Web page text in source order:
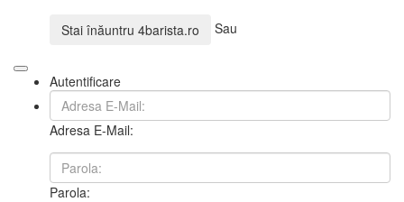
Stai înăuntru 4barista.ro Sau
Autentificare
Adresa E-Mail:
Parola: